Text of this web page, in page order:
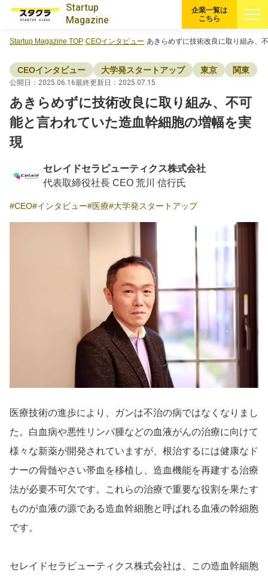
Startup
Magazine
注目スタートアップ
イベント・セミナー
特集記事
CEOインタビュー
Startup Magazine
企業一覧は
こちら
Startup Magazine TOP CEOインタビュー あきらめずに技術改良に取り組み、
CEOインタビュー 大学発スタートアップ 東京 関東
公開日：2025.06.16最終更新日：2025.07.15
あきらめずに技術改良に取り組み、不可
能と言われていた造血幹細胞の増幅を実
現
セレイドセラピューティクス株式会社
代表取締役社長 CEO 荒川 信行氏
CEO インタビュー 医療 大学発スタートアップ
医療技術の進歩により、ガンは不治の病ではなくなりまし
た。白血病や悪性リンパ腫などの血液がんの治療に向けて
様々な新薬が開発されていますが、根治するには健康なド
ナーの骨髄やさい帯血を移植し、造血機能を再建する治療
法が必要不可欠です。これらの治療で重要な役割を果たす
ものが血液の源である造血幹細胞と呼ばれる血液の幹細胞
です。
セレイドセラピューティクス株式会社は、この造血幹細胞